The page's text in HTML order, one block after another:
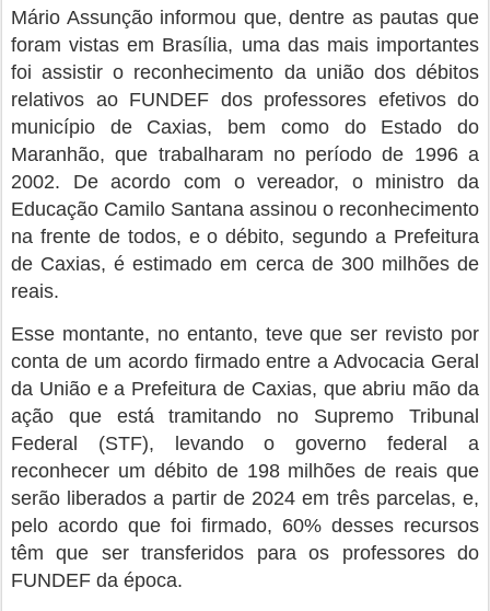
Mário Assunção informou que, dentre as pautas que
foram vistas em Brasília, uma das mais importantes
foi assistir o reconhecimento da união dos débitos
relativos ao FUNDEF dos professores efetivos do
município de Caxias, bem como do Estado do
Maranhão, que trabalharam no período de 1996 a
2002. De acordo com o vereador, o ministro da
Educação Camilo Santana assinou o reconhecimento
na frente de todos, e o débito, segundo a Prefeitura
de Caxias, é estimado em cerca de 300 milhões de
reais.
Esse montante, no entanto, teve que ser revisto por
conta de um acordo firmado entre a Advocacia Geral
da União e a Prefeitura de Caxias, que abriu mão da
ação que está tramitando no Supremo Tribunal
Federal (STF), levando o governo federal a
reconhecer um débito de 198 milhões de reais que
serão liberados a partir de 2024 em três parcelas, e,
pelo acordo que foi firmado, 60% desses recursos
têm que ser transferidos para os professores do
FUNDEF da época.